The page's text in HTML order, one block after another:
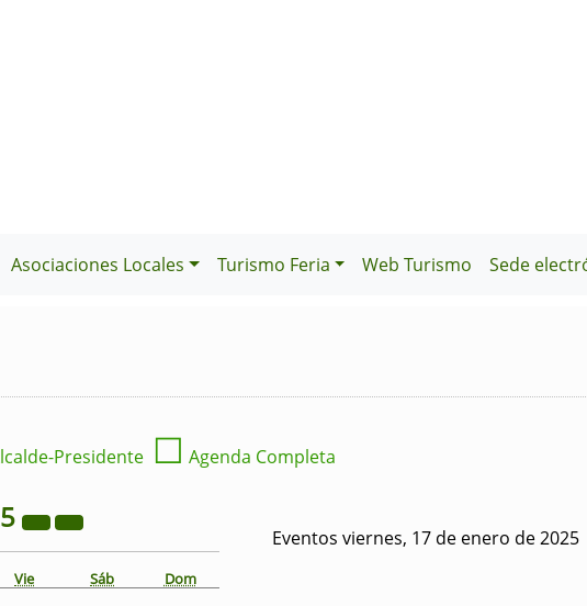
Asociaciones Locales Turismo Feria Web Turismo Sede
Presidente ☐ Agenda Completa
Vie Sáb Dom
Eventos viernes, 17 de enero de 2025